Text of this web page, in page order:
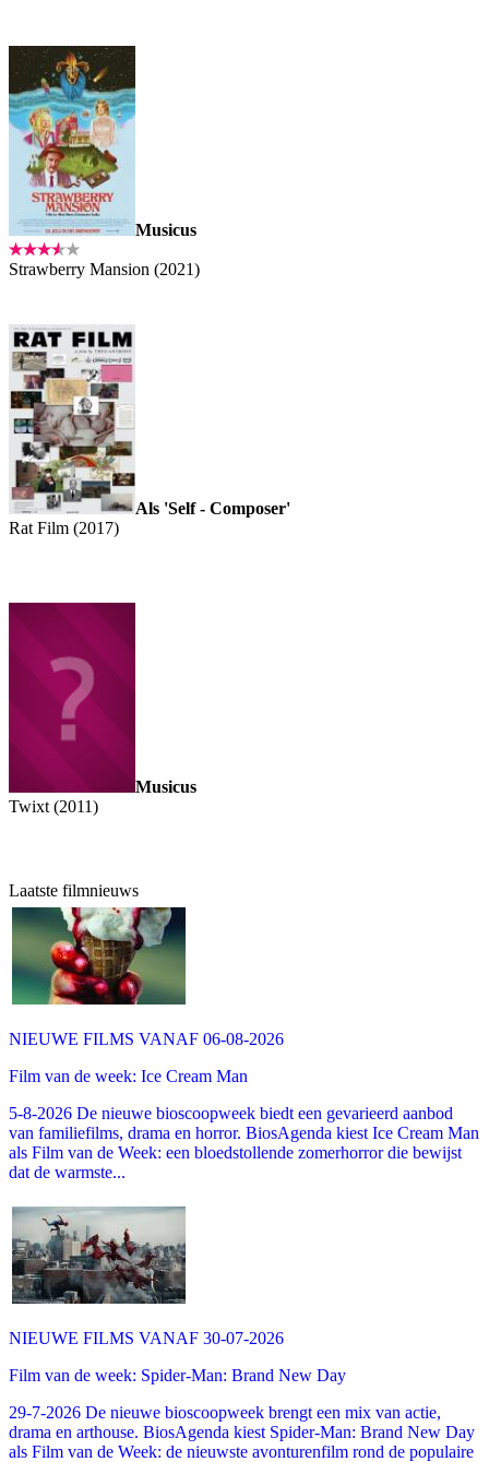
Musicus
Strawberry Mansion (2021)
Als 'Self - Composer'
Rat Film (2017)
Musicus
Twixt (2011)
Laatste filmnieuws
NIEUWE FILMS VANAF 06-08-2026
Film van de week: Ice Cream Man
5-8-2026 De nieuwe bioscoopweek biedt een gevarieerd aanbod
van familiefilms, drama en horror. BiosAgenda kiest Ice Cream Man
als Film van de Week: een bloedstollende zomerhorror die bewijst
dat de warmste...
NIEUWE FILMS VANAF 30-07-2026
Film van de week: Spider-Man: Brand New Day
29-7-2026 De nieuwe bioscoopweek brengt een mix van actie,
drama en arthouse. BiosAgenda kiest Spider-Man: Brand New Day
als Film van de Week: de nieuwste avonturenfilm rond de populaire